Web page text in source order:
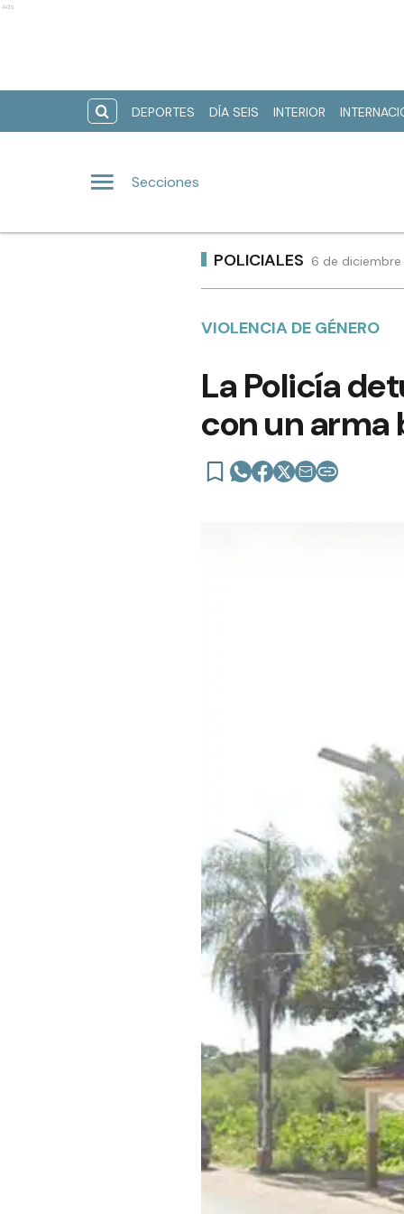
Ads
DEPORTES DÍA SEIS INTERIOR
Secciones
POLICIALES 6 de
VIOLENCIA DE GÉNERO
La Policía
con un arma